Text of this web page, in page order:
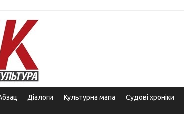
Діалоги Культурна мапа Судові хроніки